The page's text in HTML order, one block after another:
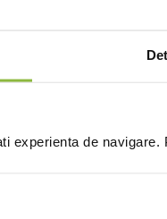
experienta de